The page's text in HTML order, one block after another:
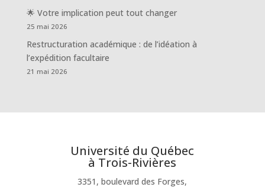
🌟 Votre implication peut tout changer
25 mai 2026
Restructuration académique : de l’idéation à
l’expédition facultaire
21 mai 2026
Université du Québec
à Trois-Rivières
3351, boulevard des Forges,